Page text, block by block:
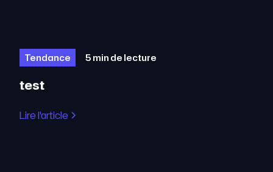
Tendance 5 min de lecture
test
Lire l'article